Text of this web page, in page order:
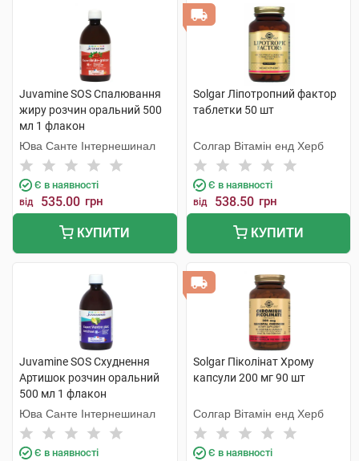
Juvamine SOS Спалювання
жиру розчин оральний 500
мл 1 флакон
Юва Санте Інтернешинал
Є в наявності
від 535.00 грн
КУПИТИ
Solgar Ліпотропний фактор
таблетки 50 шт
Солгар Вітамін енд Херб
Є в наявності
від 538.50 грн
КУПИТИ
Juvamine SOS Схуднення
Артишок розчин оральний
500 мл 1 флакон
Юва Санте Інтернешинал
Є в наявності
Solgar Піколінат Хрому
капсули 200 мг 90 шт
Солгар Вітамін енд Херб
Є в наявності